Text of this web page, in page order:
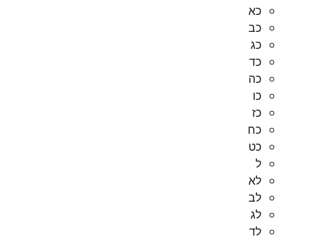
כא
כב
כג
כד
כה
כו
כז
כח
כט
ל
לא
לב
לג
לד